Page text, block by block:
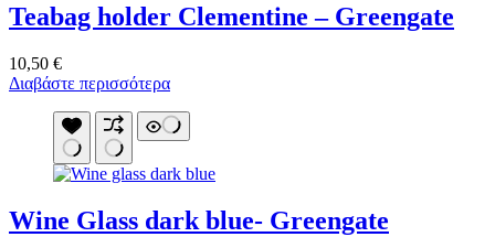
μπορούν
να
στη
σελίδα
του
προϊόντος
Teabag holder Clementine – Greengate
10,50 €
Διαβάστε περισσότερα
Wine Glass dark blue- Greengate